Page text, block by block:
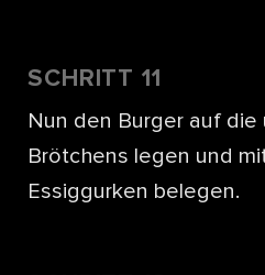
SCHRITT 11
Nun den Burger auf
Brötchens legen und
Essiggurken belegen.